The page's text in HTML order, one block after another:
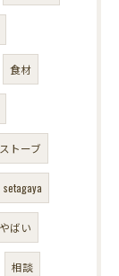
食材
トーブ
setagaya
やばい
相談